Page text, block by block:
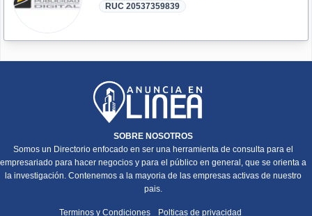
RUC 20537359839
SOBRE NOSOTROS
Somos un Directorio enfocado en ser una herramienta de consulta para el
empresariado para hacer negocios y para el público en general, que se orienta a
la investigación. Contenemos a la mayoria de las empresas activas de nuestro
pais.
Terminos y Condiciones Polticas de privacidad